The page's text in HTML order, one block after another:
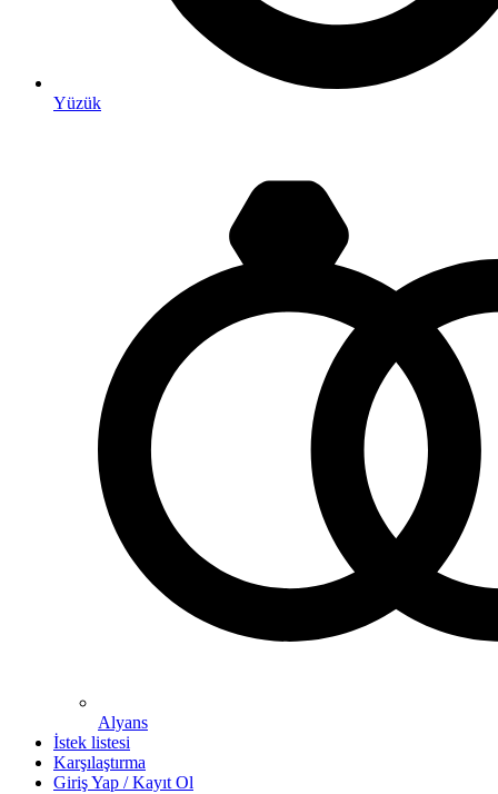
Yüzük
Alyans
İstek listesi
Karşılaştırma
Giriş Yap / Kayıt Ol